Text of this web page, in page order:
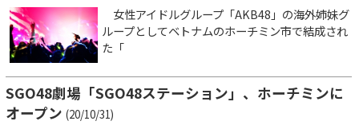
女性アイドルグループ「AKB48」の海外姉妹グ
ループとしてベトナムのホーチミン市で結成され
た「
SGO48劇場「SGO48ステーション」、ホーチミンに
オープン (20/10/31)